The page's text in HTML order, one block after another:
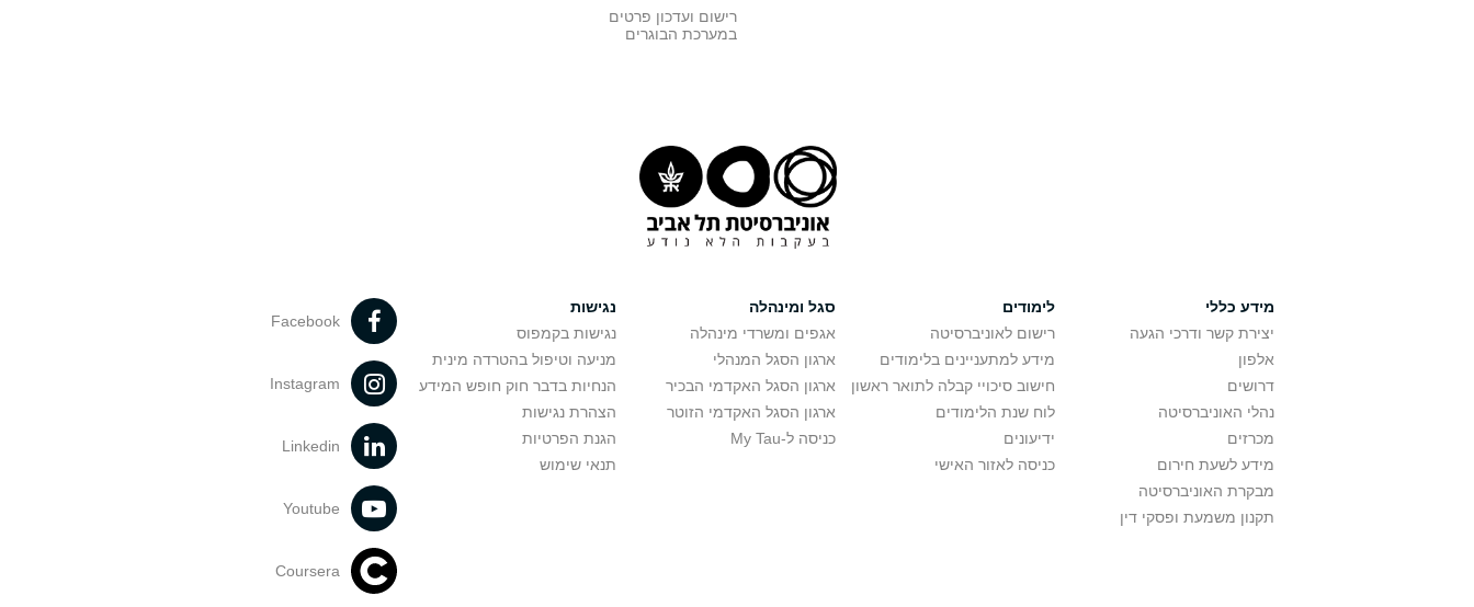
רישום ועדכון פרטים
במערכת הבוגרים
מידע כללי
יצירת קשר ודרכי הגעה
אלפון
דרושים
נהלי האוניברסיטה
מכרזים
מידע לשעת חירום
מבקרת האוניברסיטה
תקנון משמעת ופסקי דין
לימודים
רישום לאוניברסיטה
מידע למתעניינים בלימודים
חישוב סיכויי קבלה לתואר ראשון
לוח שנת הלימודים
ידיעונים
כניסה לאזור האישי
סגל ומינהלה
אגפים ומשרדי מינהלה
ארגון הסגל המנהלי
ארגון הסגל האקדמי הבכיר
ארגון הסגל האקדמי הזוטר
כניסה ל-My Tau
נגישות
נגישות בקמפוס
מניעה וטיפול בהטרדה מינית
הנחיות בדבר חוק חופש המידע
הצהרת נגישות
הגנת הפרטיות
תנאי שימוש
Facebook
Instagram
Linkedin
Youtube
Coursera